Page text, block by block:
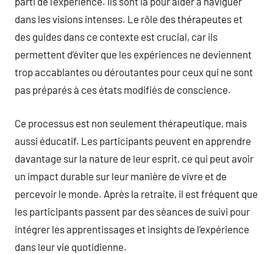
dans les visions intenses. Le rôle des thérapeutes et
des guides dans ce contexte est crucial, car ils
permettent d’éviter que les expériences ne deviennent
trop accablantes ou déroutantes pour ceux qui ne sont
pas préparés à ces états modifiés de conscience.
Ce processus est non seulement thérapeutique, mais
aussi éducatif. Les participants peuvent en apprendre
davantage sur la nature de leur esprit, ce qui peut avoir
un impact durable sur leur manière de vivre et de
percevoir le monde. Après la retraite, il est fréquent que
les participants passent par des séances de suivi pour
intégrer les apprentissages et insights de l’expérience
dans leur vie quotidienne.